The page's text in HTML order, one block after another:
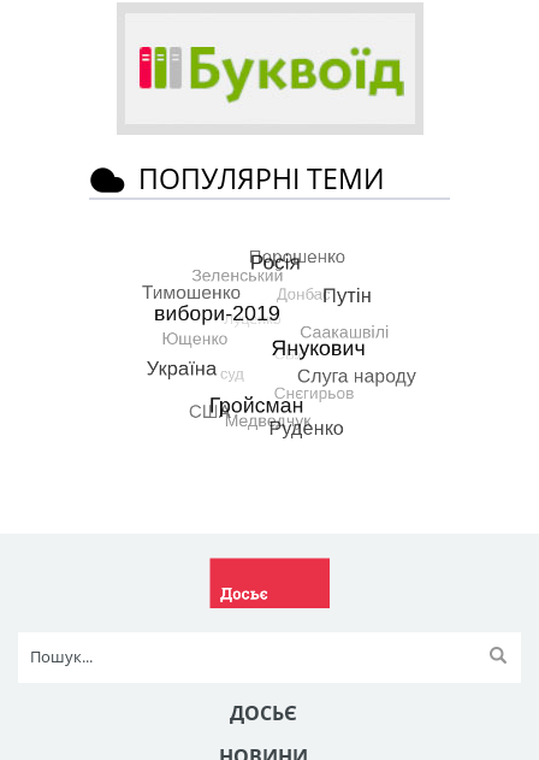
ПОПУЛЯРНІ ТЕМИ
ДОСЬЄ